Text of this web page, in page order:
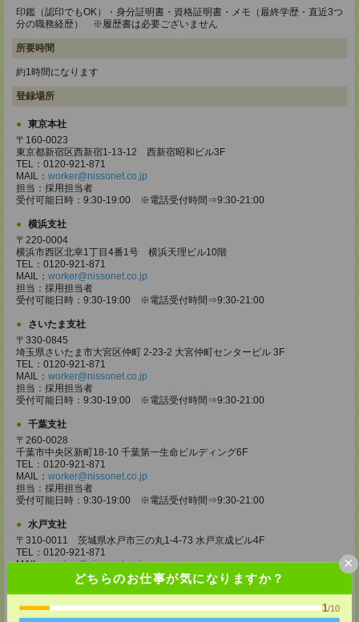
どちらのお仕事が気になりますか？
1/10
×
印鑑（認印でもOK）・身分証明書・資格証明書・メモ（最終学歴・直近3つ
分の職務経歴） ※履歴書は必要ございません
所要時間
約1時間になります
登録場所
東京本社
〒160-0023
東京都新宿区西新宿1-13-12 西新宿昭和ビル3F
TEL：0120-921-871
MAIL： worker@nissonet.co.jp
担当：採用担当者
受付可能日時：9:30-19:00 ※電話受付時間⇒9:30-21:00
横浜支社
〒220-0004
横浜市西区北幸1丁目4番1号 横浜天理ビル10階
TEL：0120-921-871
MAIL： worker@nissonet.co.jp
担当：採用担当者
受付可能日時：9:30-19:00 ※電話受付時間⇒9:30-21:00
さいたま支社
〒330-0845
埼玉県さいたま市大宮区仲町 2-23-2 大宮仲町センタービル 3F
TEL：0120-921-871
MAIL： worker@nissonet.co.jp
担当：採用担当者
受付可能日時：9:30-19:00 ※電話受付時間⇒9:30-21:00
千葉支社
〒260-0028
千葉市中央区新町18-10 千葉第一生命ビルディング6F
TEL：0120-921-871
MAIL： worker@nissonet.co.jp
担当：採用担当者
受付可能日時：9:30-19:00 ※電話受付時間⇒9:30-21:00
水戸支社
〒310-0011 茨城県水戸市三の丸1-4-73 水戸京成ビル4F
TEL：0120-921-871
MAIL：worker@nissonet.co.jp
担当：採用担当者
受付可能日時：9:30-19:00 ※電話受付時間⇒9:30-21:00
宇都宮支社